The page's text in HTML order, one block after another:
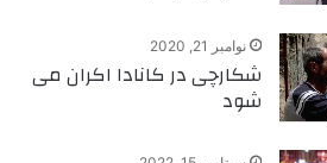
نوامبر 21, 2020
شکارچی در کانادا اکران می
شود